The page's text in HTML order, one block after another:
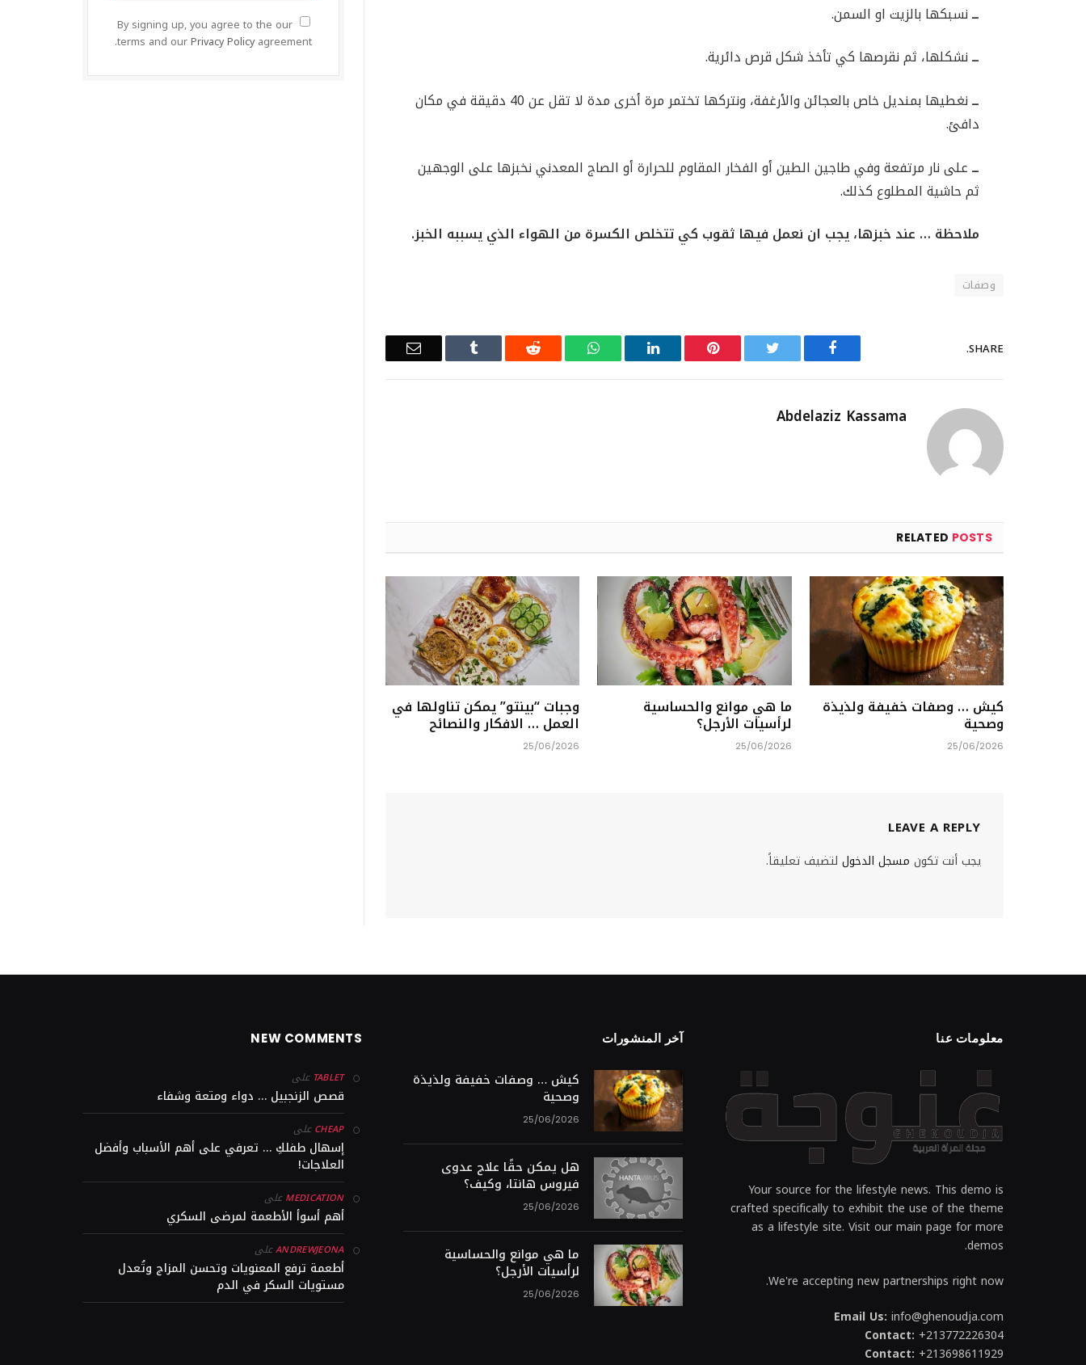
ــنسبكها بالزيت او السمن.
ــنشكلها، ثم نقرصها كي تأخذ شكل قرص دائرية.
ــ
نغطيها بمنديل خاص بالعجائن والأرغفة، ونتركها تختمر مرة أخرى مدة لا تقل عن 40 دقيقة في مكان
دافئ.
ــعلى نار مرتفعة وفي طاجين الطين أو الفخار المقاوم للحرارة أو الصاج المعدني نخبزها على الوجهين
ثم حاشية المطلوع كذلك.
ملاحظة … عند خبزها، يجب ان نعمل فيها ثقوب كي تتخلص الكسرة من الهواء الذي يسببه الخبز.
وصفات
SHARE.
Facebook
Pinterest
LinkedIn
WhatsApp
Reddit
Tumblr
Email
Abdelaziz Kassama
RELATED POSTS
كيش … وصفات خفيفة ولذيذة
وصحية
25/06/2026
ما هي موانع والحساسية
لرأسيات الأرجل؟
25/06/2026
وجبات “بينتو” يمكن تناولها في
العمل … الافكار والنصائح
25/06/2026
LEAVE A REPLY
يجب أنت تكون مسجل الدخول لتضيف تعليقاً.
By signing up, you agree to the our
terms and ourPrivacy Policyagreement.
معلومات عنا
Your source for the lifestyle news. This demo is
crafted specifically to exhibit the use of the theme
as a lifestyle site. Visit our main page for more
demos.
We're accepting new partnerships right now.
Email Us: info@ghenoudja.com
Contact: +213772226304
Contact: +213698611929
آخر المنشورات
كيش … وصفات خفيفة ولذيذة
وصحية
25/06/2026
هل يمكن حقًا علاج عدوى
فيروس هانتا، وكيف؟
25/06/2026
ما هي موانع والحساسية
لرأسيات الأرجل؟
25/06/2026
NEW COMMENTS
TABLET على
قصص الزنجبيل … دواء ومتعة وشفاء
CHEAPعلى
إسهال طفلكِ … تعرفي على أهم الأسباب وأفضل
العلاجات!
MEDICATIONعلى
أهم أسوأ الأطعمة لمرضى السكري
ANDREWJEONAعلى
أطعمة ترفع المعنويات وتحسن المزاج وتُعدل
مستويات السكر في الدم